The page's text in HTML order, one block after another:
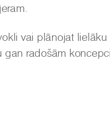
vai plānojat
radošām